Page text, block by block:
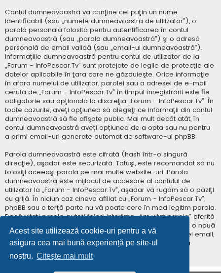
Acest site utilizează cookie-uri pentru a vă
asigura cea mai bună experiență pe site-ul
nostru. Citește mai mult
Contul dumneavoastră va conţine cel puţin un nume
identificabil (sau „numele dumneavoastră de utilizator”), o
parolă personală folosită pentru autentificarea în contul
dumneavoastră (sau „parola dumneavoastră”) şi o adresă
personală de email validă (sau „email-ul dumneavoastră”).
Informaţiile dumneavoastră pentru contul de utilizator de la
„Forum - InfoPescar.Tv” sunt protejate de legile de protecţie ale
datelor aplicabile în ţara care ne găzduieşte. Orice informaţie
în afara numelui de utilizator, parolei sau a adresei de e-mail
cerută de „Forum - InfoPescar.Tv” în timpul înregistrării este fie
obligatorie sau opţională la discreţia „Forum - InfoPescar.Tv”. În
toate cazurile, aveţi opţiunea să alegeţi ce informaţii din contul
dumneavoastră să fie afişate public. Mai mult decât atât, în
contul dumneavoastră aveţi opţiunea de a opta sau nu pentru
a primi email-uri generate automat de software-ul phpBB.
Parola dumneavoastră este cifrată (hash într-o singură
direcţie), aşadar este securizată. Totuşi, este recomandat să nu
folosiţi aceeaşi parolă pe mai multe website-uri. Parola
dumneavoastră este mijlocul de accesare al contului de
utilizator la „Forum - InfoPescar.Tv”, aşadar vă rugăm să o păziţi
cu grijă. În niciun caz cineva afiliat cu „Forum - InfoPescar.Tv”,
phpBB sau o terţă parte nu vă poate cere în mod legitim parola.
Dacă uitaţi parola, puteţi folosi interfaţa „Am uitat parola” oferită
de software-ul phpBB. Această procedură vă va genera o nouă
parolă prin transmiterea numelui de utilizator şi a adresei email,
apoi software-ul phpBB va genera o nouă parolă pentru
accesarea contului dumneavoastră.